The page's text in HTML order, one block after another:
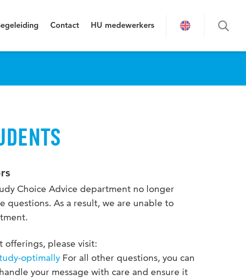
Contact HU medewerkers
Choice Advice department no longer
questions. As a result, we are unable to
offerings, please visit:
optimallyFor all other questions, you can
your message with care and ensure it